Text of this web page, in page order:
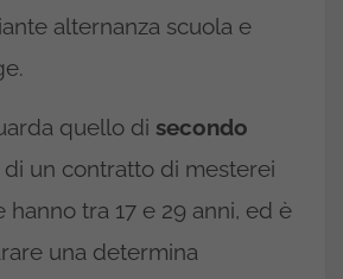
alternanza scuola e
quello di secondo
di un contratto di mesterei
hanno tra 17 e 29 anni, ed è
una determina